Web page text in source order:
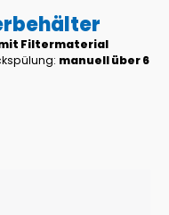
Filtermaterial
manuell über 6